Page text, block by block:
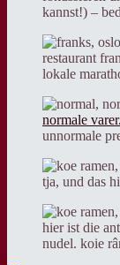
kannst!) –
restaurant
lokale
normale
unnormale
tja, und das
hier ist die
nudel. koie